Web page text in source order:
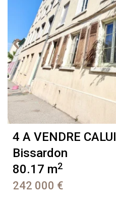
4 A VENDRE
Bissardon
80.17 m2
242 000 €